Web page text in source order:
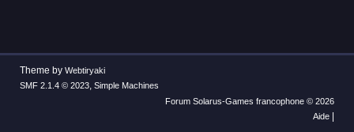
Theme by Webtiryaki
SMF 2.1.4 © 2023, Simple Machines
Forum Solarus-Games francophone © 2026
Aide